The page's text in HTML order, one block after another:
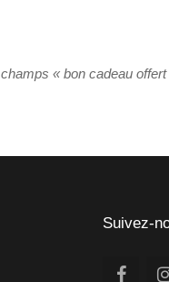
« bon cadeau
Suivez-